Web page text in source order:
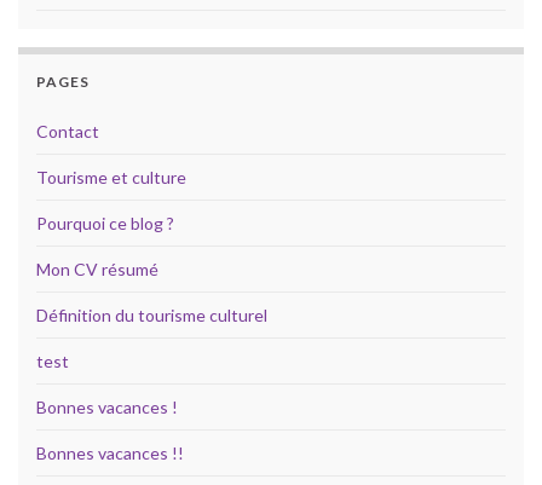
PAGES
Contact
Tourisme et culture
Pourquoi ce blog ?
Mon CV résumé
Définition du tourisme culturel
test
Bonnes vacances !
Bonnes vacances !!